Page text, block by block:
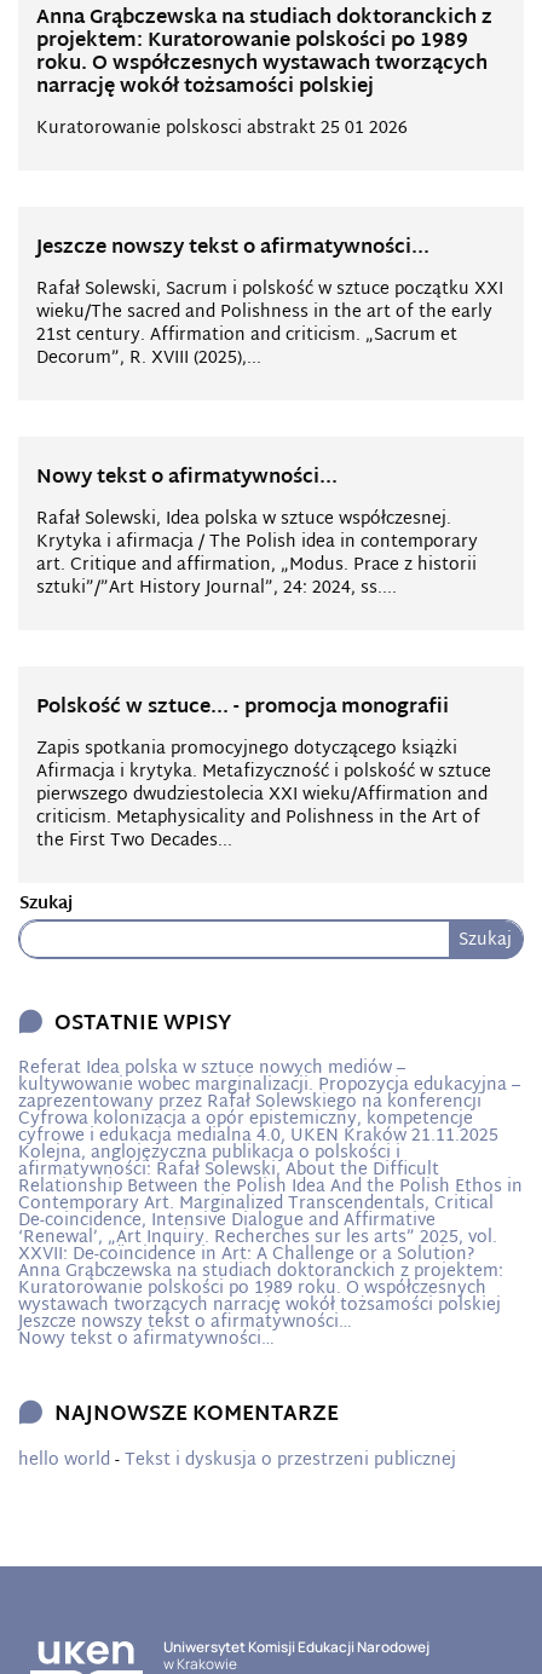
Anna Grąbczewska na studiach doktoranckich z
projektem: Kuratorowanie polskości po 1989
roku. O współczesnych wystawach tworzących
narrację wokół tożsamości polskiej
Kuratorowanie polskosci abstrakt 25 01 2026
Jeszcze nowszy tekst o afirmatywności...
Rafał Solewski, Sacrum i polskość w sztuce początku XXI
wieku/The sacred and Polishness in the art of the early
21st century. Affirmation and criticism. „Sacrum et
Decorum”, R. XVIII (2025),...
Nowy tekst o afirmatywności...
Rafał Solewski, Idea polska w sztuce współczesnej.
Krytyka i afirmacja / The Polish idea in contemporary
art. Critique and affirmation, „Modus. Prace z historii
sztuki”/”Art History Journal”, 24: 2024, ss....
Polskość w sztuce... - promocja monografii
Zapis spotkania promocyjnego dotyczącego książki
Afirmacja i krytyka. Metafizyczność i polskość w sztuce
pierwszego dwudziestolecia XXI wieku/Affirmation and
criticism. Metaphysicality and Polishness in the Art of
the First Two Decades...
Szukaj
Szukaj
OSTATNIE WPISY
Referat Idea polska w sztuce nowych mediów –
kultywowanie wobec marginalizacji. Propozycja edukacyjna –
zaprezentowany przez Rafał Solewskiego na konferencji
Cyfrowa kolonizacja a opór epistemiczny, kompetencje
cyfrowe i edukacja medialna 4.0, UKEN Kraków 21.11.2025
Kolejna, anglojęzyczna publikacja o polskości i
afirmatywności: Rafał Solewski, About the Difficult
Relationship Between the Polish Idea And the Polish Ethos in
Contemporary Art. Marginalized Transcendentals, Critical
De-coincidence, Intensive Dialogue and Affirmative
‘Renewal’, „Art Inquiry. Recherches sur les arts” 2025, vol.
XXVII: De-coïncidence in Art: A Challenge or a Solution?
Anna Grąbczewska na studiach doktoranckich z projektem:
Kuratorowanie polskości po 1989 roku. O współczesnych
wystawach tworzących narrację wokół tożsamości polskiej
Jeszcze nowszy tekst o afirmatywności…
Nowy tekst o afirmatywności…
NAJNOWSZE KOMENTARZE
hello world -Tekst i dyskusja o przestrzeni publicznej
Uniwersytet Komisji Edukacji Narodowej
w Krakowie